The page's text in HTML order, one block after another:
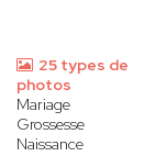
25 types de
photos
Mariage
Grossesse
Naissance